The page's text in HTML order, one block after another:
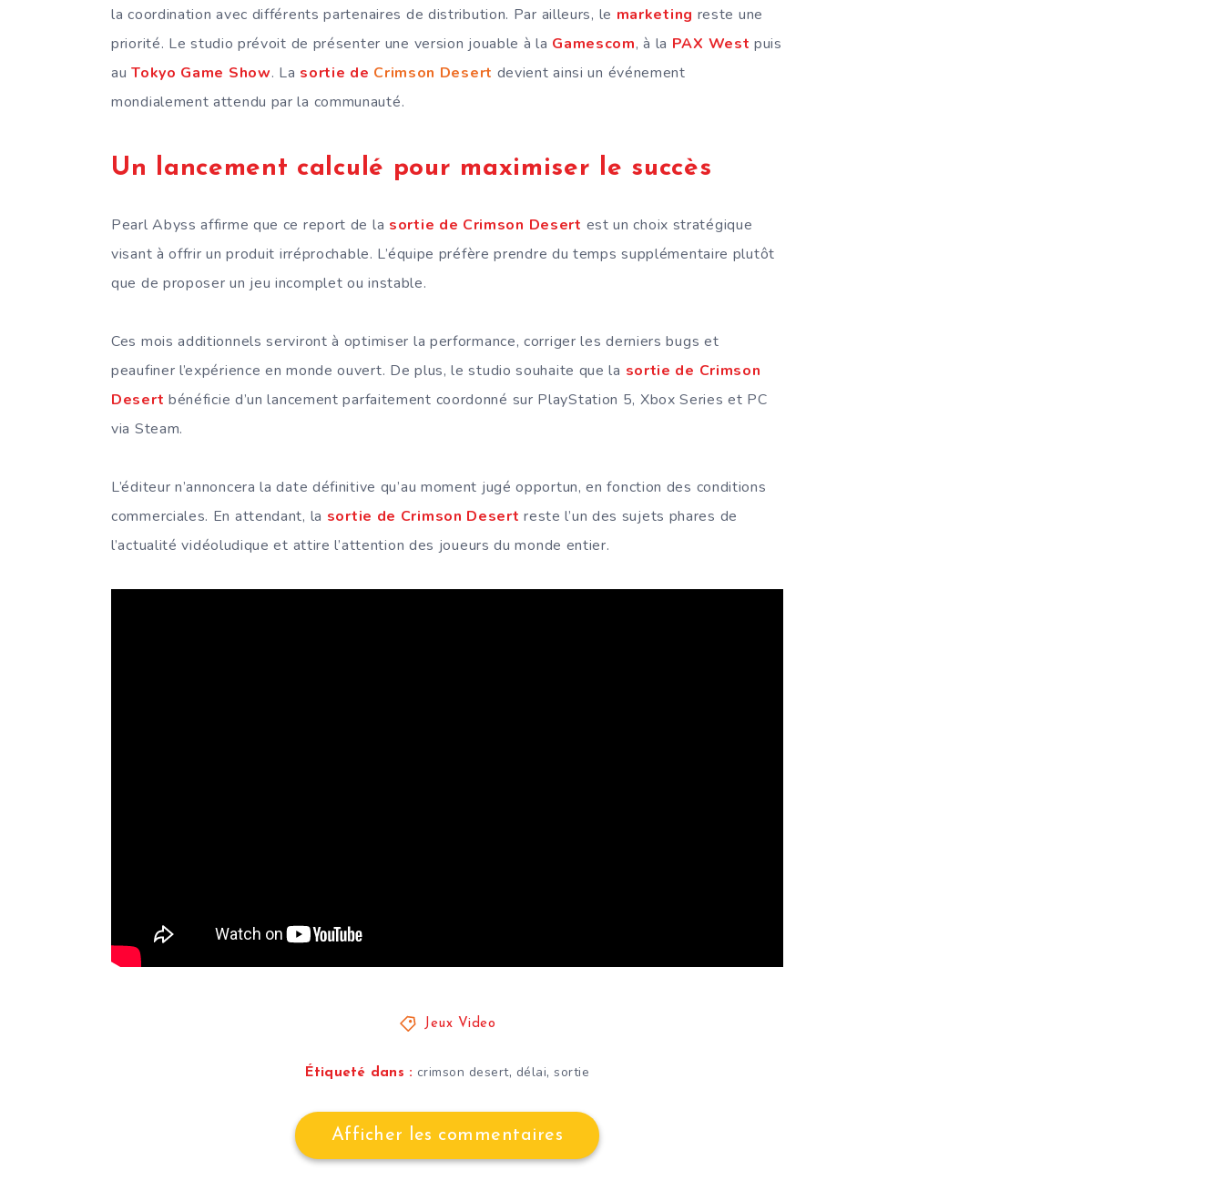
la coordination avec différents partenaires de distribution. Par ailleurs, le marketing reste une
priorité. Le studio prévoit de présenter une version jouable à la Gamescom, à la PAX West puis
auTokyo Game Show. La sortie de Crimson Desert devient ainsi un événement
mondialement attendu par la communauté.
Un lancement calculé pour maximiser le succès
Pearl Abyss affirme que ce report de la sortie de Crimson Desert est un choix stratégique
visant à offrir un produit irréprochable. L’équipe préfère prendre du temps supplémentaire plutôt
que de proposer un jeu incomplet ou instable.
Ces mois additionnels serviront à optimiser la performance, corriger les derniers bugs et
peaufiner l’expérience en monde ouvert. De plus, le studio souhaite que la sortie de Crimson
Desert bénéficie d’un lancement parfaitement coordonné sur PlayStation 5, Xbox Series et PC
via Steam.
L’éditeur n’annoncera la date définitive qu’au moment jugé opportun, en fonction des conditions
commerciales. En attendant, la sortie de Crimson Desert reste l’un des sujets phares de
l’actualité vidéoludique et attire l’attention des joueurs du monde entier.
Jeux Video
Étiqueté dans : crimson desert, délai,sortie
Afficher les commentaires